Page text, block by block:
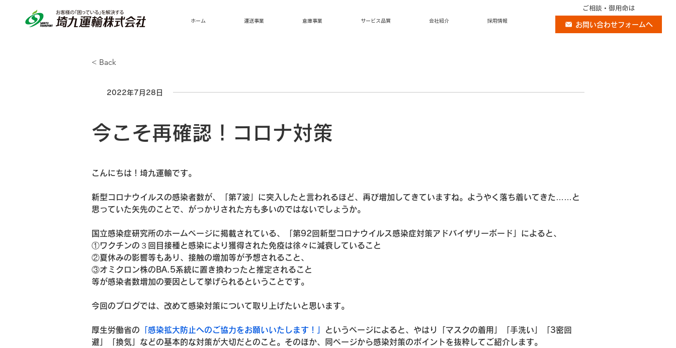
ホーム 運送事業 倉庫事業 サービス品質 会社紹介 採用情報
ご相談・御用命は
お問い合わせフォームへ
< Back
2022年7月28日
今こそ再確認！コロナ対策
こんにちは！埼九運輸です。
新型コロナウイルスの感染者数が、「第7波」に突入したと言われるほど、再び増加してきていますね。ようやく落ち着いてきた……と
思っていた矢先のことで、がっかりされた方も多いのではないでしょうか。
国立感染症研究所のホームページに掲載されている、「第92回新型コロナウイルス感染症対策アドバイザリーボード」によると、
①ワクチンの３回目接種と感染により獲得された免疫は徐々に減衰していること
②夏休みの影響等もあり、接触の増加等が予想されること、
③オミクロン株のBA.5系統に置き換わったと推定されること
等が感染者数増加の要因として挙げられるということです。
今回のブログでは、改めて感染対策について取り上げたいと思います。
厚生労働省の 「感染拡大防止へのご協力をお願いいたします！」
というページによると、やはり「マスクの着用」「手洗い」「3密回
避」「換気」などの基本的な対策が大切だとのこと。そのほか、同ページから感染対策のポイントを抜粋してご紹介します。